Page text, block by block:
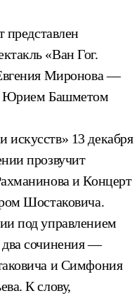
представлен
«Ван Гог.
Миронова —
Юрием Башметом
13 декабря
прозвучит
и Концерт
Шостаковича.
под управлением
два сочинения —
и Симфония
К слову,